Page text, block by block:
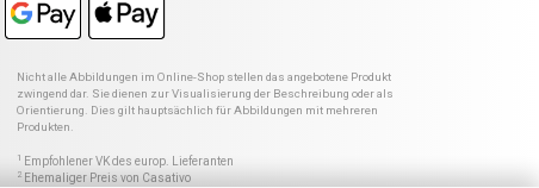
Nicht alle Abbildungen im Online-Shop stellen das angebotene Produkt
zwingend dar. Sie dienen zur Visualisierung der Beschreibung oder als
Orientierung. Dies gilt hauptsächlich für Abbildungen mit mehreren
Produkten.
1 Empfohlener VK des europ. Lieferanten
2 Ehemaliger Preis von Casativo